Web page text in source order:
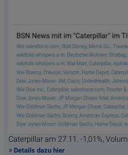
Caterpillar am 27.11. -1,01%,
» Details dazu hier